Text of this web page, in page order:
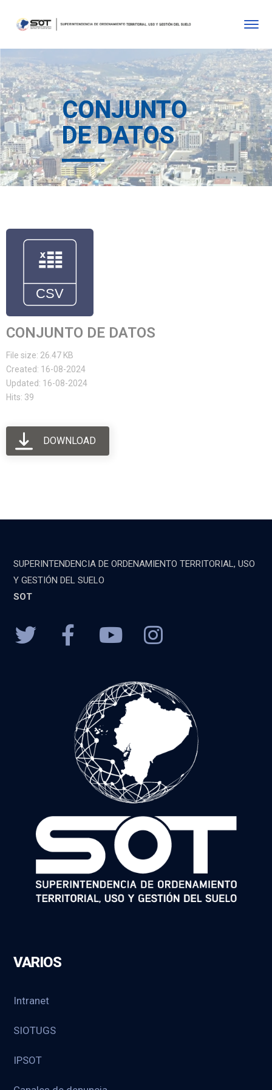
CONJUNTO
DE DATOS
CONJUNTO DE DATOS
File size: 26.47 KB
Created: 16-08-2024
Updated: 16-08-2024
Hits: 39
DOWNLOAD
SUPERINTENDENCIA DE ORDENAMIENTO TERRITORIAL, USO
Y GESTIÓN DEL SUELO
SOT
VARIOS
Intranet
SIOTUGS
IPSOT